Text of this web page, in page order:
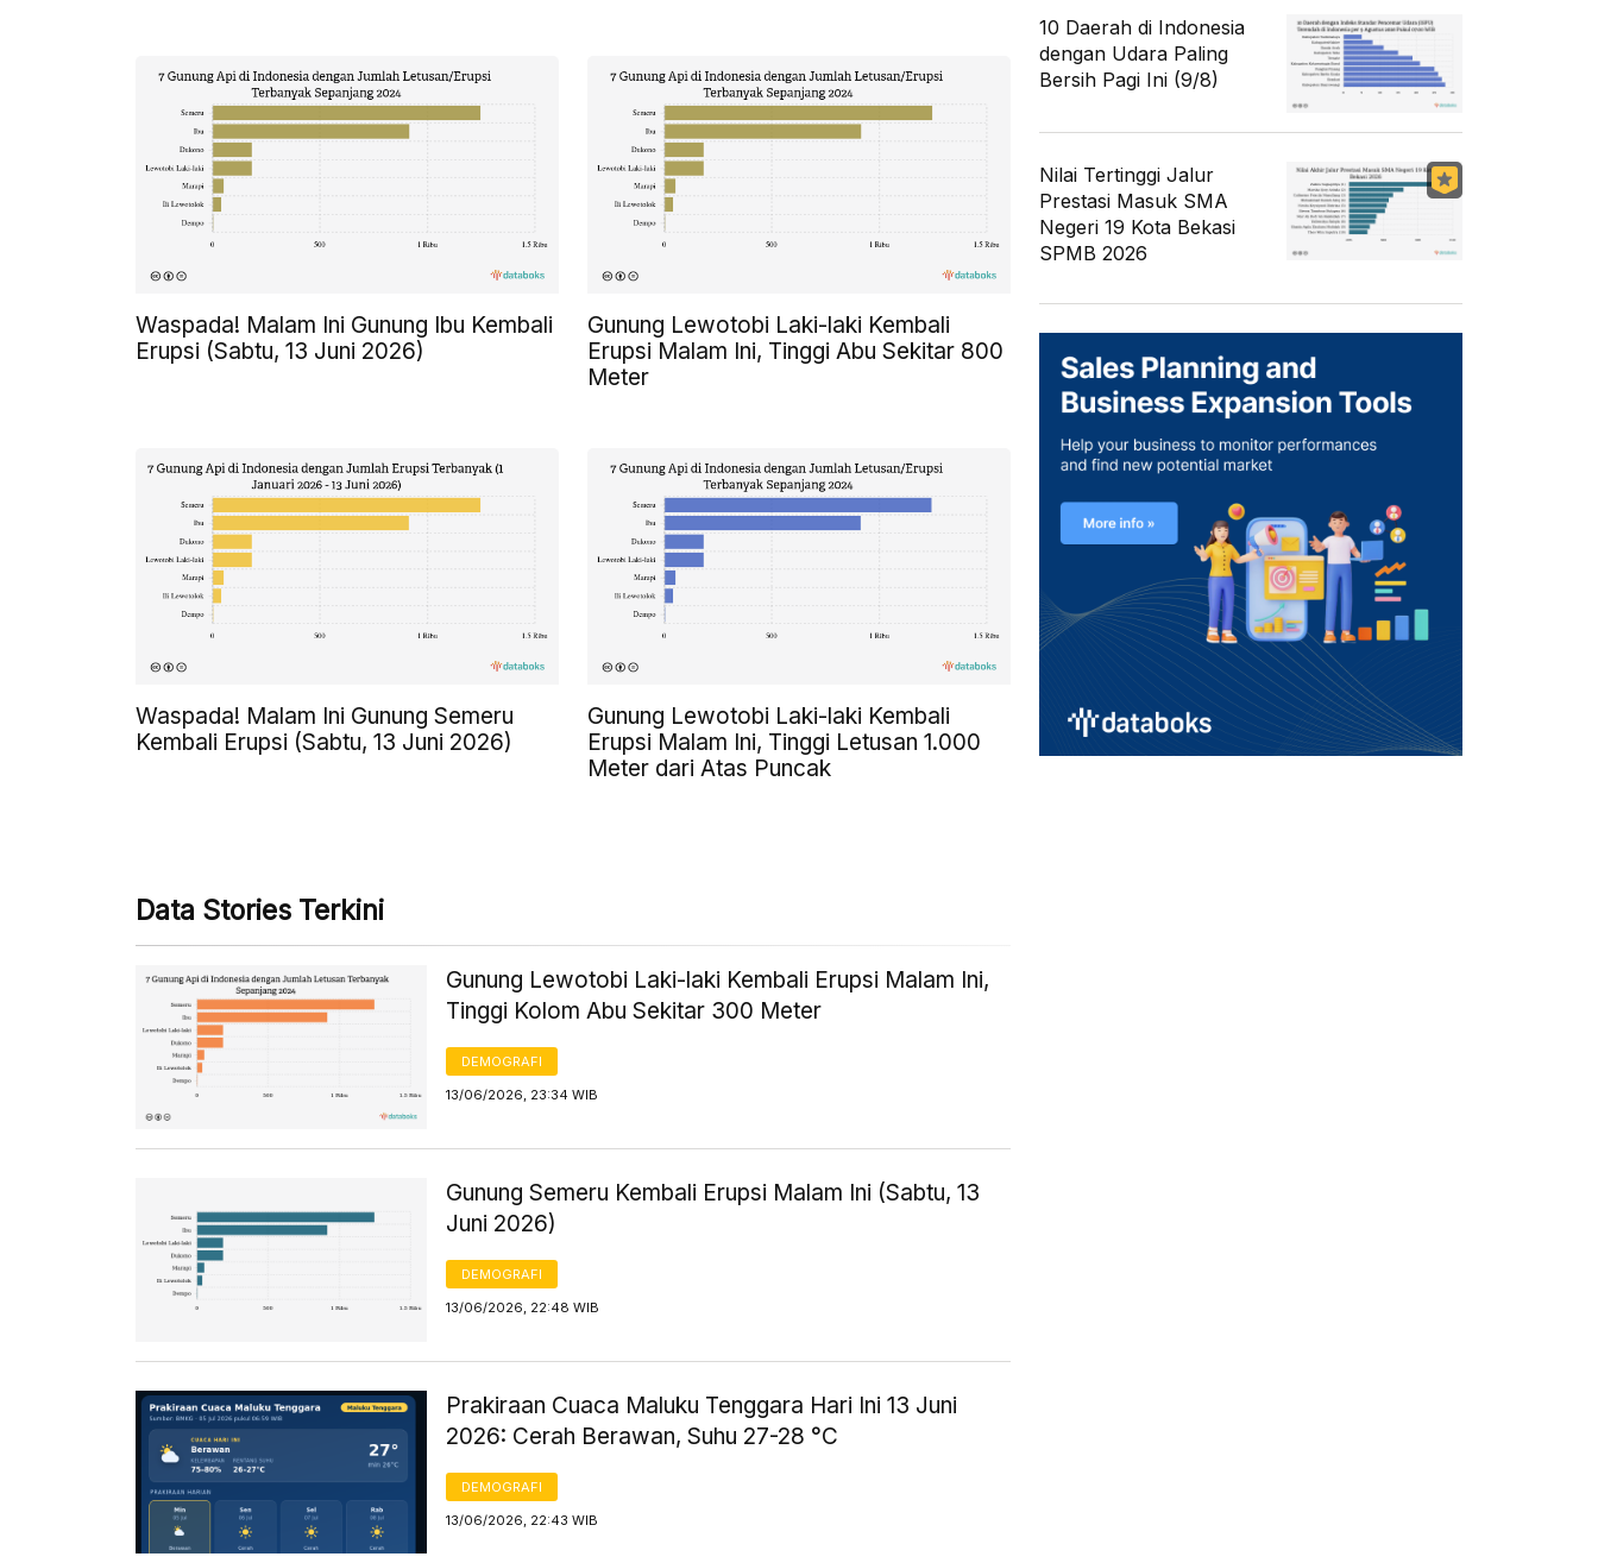
Waspada! Malam Ini Gunung Ibu Kembali
Erupsi (Sabtu, 13 Juni 2026)
Gunung Lewotobi Laki-laki Kembali
Erupsi Malam Ini, Tinggi Abu Sekitar 800
Meter
Waspada! Malam Ini Gunung Semeru
Kembali Erupsi (Sabtu, 13 Juni 2026)
Gunung Lewotobi Laki-laki Kembali
Erupsi Malam Ini, Tinggi Letusan 1.000
Meter dari Atas Puncak
Data Stories Terkini
Gunung Lewotobi Laki-laki Kembali Erupsi Malam Ini,
Tinggi Kolom Abu Sekitar 300 Meter
DEMOGRAFI
13/06/2026, 23:34 WIB
Gunung Semeru Kembali Erupsi Malam Ini (Sabtu, 13
Juni 2026)
DEMOGRAFI
13/06/2026, 22:48 WIB
Prakiraan Cuaca Maluku Tenggara Hari Ini 13 Juni
2026: Cerah Berawan, Suhu 27-28 °C
DEMOGRAFI
13/06/2026, 22:43 WIB
10 Daerah di Indonesia
dengan Udara Paling
Bersih Pagi Ini (9/8)
Nilai Tertinggi Jalur
Prestasi Masuk SMA
Negeri 19 Kota Bekasi
SPMB 2026